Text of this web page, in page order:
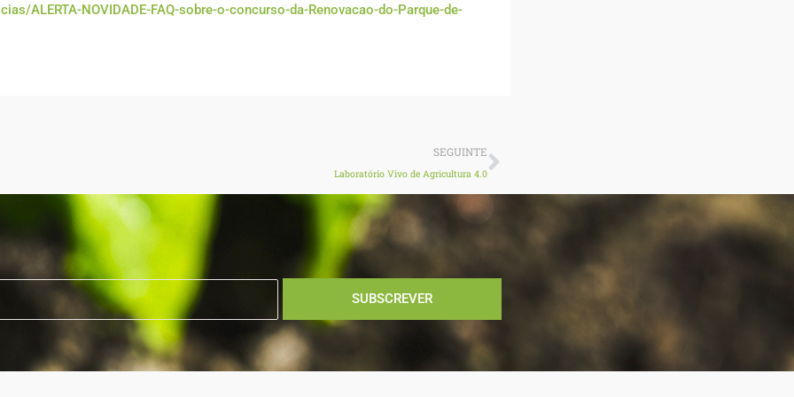
ALERTA-NOVIDADE-FAQ-sobre-o-concurso-da-Renovacao-do-Parque-de-
SEGUINTE
Laboratório Vivo de Agricultura 4.0
Next
SUBSCREVER